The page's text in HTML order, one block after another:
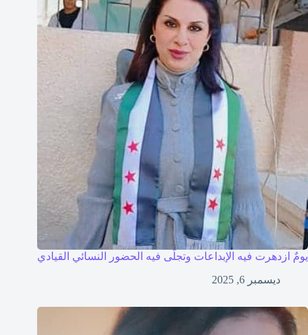
يومٌ ازدهرت فيه الإبداعات وتجلّى فيه الحضور النسائي القيادي
ديسمبر 6, 2025